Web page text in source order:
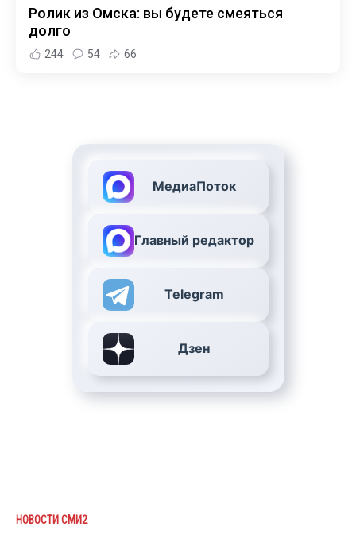
Ролик из Омска: вы будете смеяться
долго
244 54 66
МедиаПоток
Главный редактор
Telegram
Дзен
НОВОСТИ СМИ2